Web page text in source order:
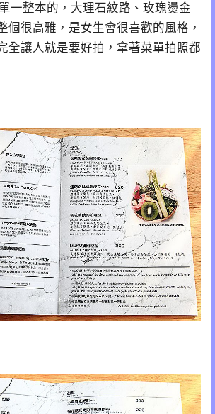
一整本的，大理石紋路、玫瑰燙金
個很高雅，是女生會很喜歡的風格，
全讓人就是要好拍，拿著菜單拍照都